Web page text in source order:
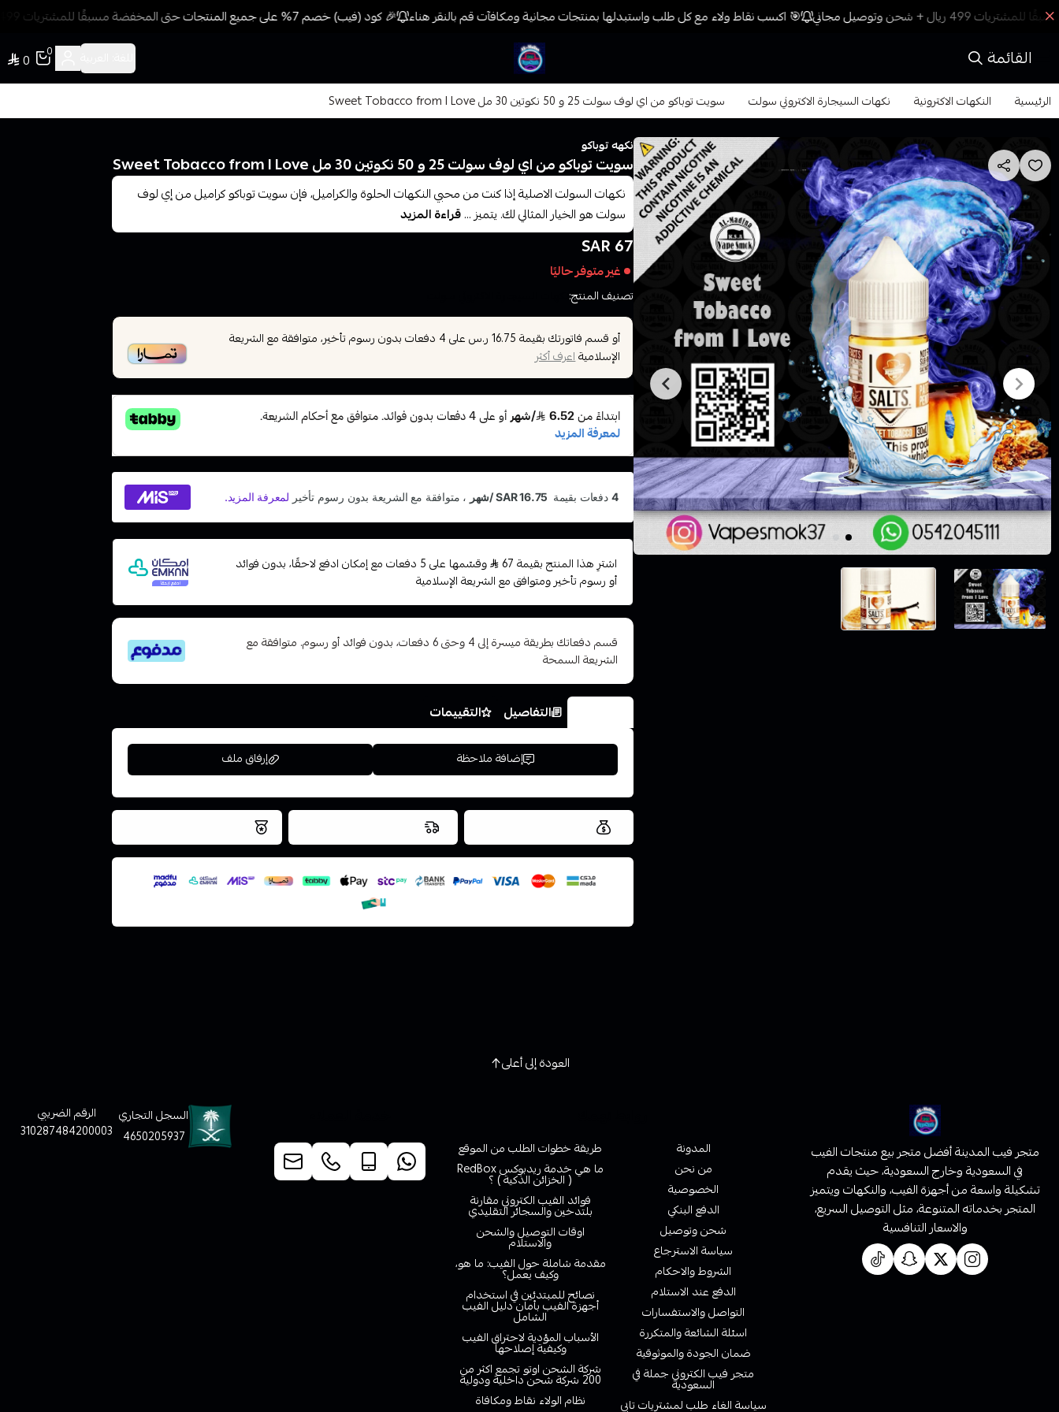
🎯 اكسب نقاط ولاء مع كل طلب واستبدلها بمنتجات مجانية ومكافآت قم بالنقر هناء 🎉 كود (فيب) خصم 7% على جميع المنتجات حتى المخفضة مسبقًا للمشتريات 499 ريال + شحن وتوصيل مجاني
القائمة فيب المدينة
0
0
الرئيسية النكهات الاكترونية نكهات السيجارة الاكتروني سولت سويت توباكو من اي لوف سولت 25 و 50 نكوتين 30 مل Sweet Tobacco from I Love
نكهه توباكو
سويت توباكو من اي لوف سولت 25 و 50 نكوتين 30 مل Sweet Tobacco from I Love
نكهات السولت الاصلية إذا كنت من محبي النكهات الحلوة والكراميل، فإن سويت توباكو كراميل من إي لوف
سولت هو الخيار المثالي لك. يتميز ...قراءة المزيد
67 SAR
غير متوفر حاليًا
تصنيف المنتج:
أو قسم فاتورتك بقيمة 16.75 ر.س على4 دفعات بدون رسوم تأخير، متوافقة مع الشريعة
الإسلاميةاعرف أكثر
اشترِ هذا المنتج بقيمة 67
وقسّمها على 5 دفعات مع إمكان ادفع لاحقًا، بدون فوائد
أو رسوم تأخير ومتوافق مع الشريعة الإسلامية
قسم دفعاتك بطريقة ميسرة إلى 4 وحتى 6 دفعات، بدون فوائد أو رسوم. متوافقة مع
الشريعة السمحة
التفاصيل التقييمات
إضافة ملاحظة إرفاق ملف
اسحب و افلت الملف هنا
استعراض
العروض والشحن مجاني نتميز بلجودة والتخزين الامن
العودة إلى أعلى
متجر فيب المدينة أفضل متجر بيع منتجات الفيب
في السعودية وخارج السعودية، حيث يقدم
تشكيلة واسعة من أجهزة الفيب، والنكهات ويتميز
المتجر بخدماته المتنوعة، مثل التوصيل السريع،
والاسعار التنافسية
المدونة
من نحن
الخصوصية
الدفع البنكي
شحن وتوصيل
سياسة الاسترجاع
الشروط والاحكام
الدفع عند الاستلام
التواصل والاستفسارات
اسئلة الشائعة والمتكررة
ضمان الجودة والموثوقية
متجر فيب الكتروني جملة في
السعودية
سياسة الغاء طلب لمشتريات تابي
طريقة خطوات الطلب من الموقع
ما هي خدمة ريدبوكس RedBox
( الخزائن الذكية ) ؟
فوائد الفيب الكتروني مقارنة
بلتدخين والسجائر التقليدي
اوقات التوصيل والشحن
والاستلام
مقدمة شاملة حول الفيب: ما هو،
وكيف يعمل؟
نصائح للمبتدئين في استخدام
أجهزة الفيب بأمان دليل الفيب
الشامل
الأسباب المؤدية لاحتراق الفيب
وكيفية إصلاحها
شركة الشحن اوتو تجمع اكثر من
200 شركة شحن داخلية ودولية
نظام الولاء نقاط ومكافاة
السجل التجاري
4650205937
الرقم الضريبي
310287484200003